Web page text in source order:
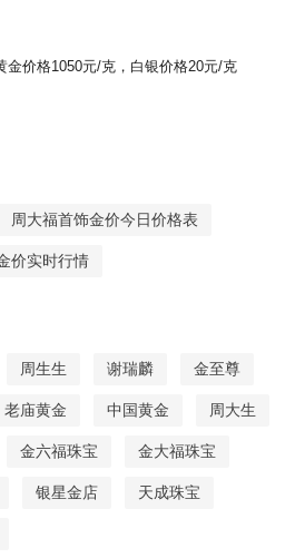
金价格1050元/克，白银价格20元/克
周大福首饰金价今日价格表
价实时行情
周生生 谢瑞麟 金至尊
老庙黄金 中国黄金 周大生
金六福珠宝 金大福珠宝
银星金店 天成珠宝